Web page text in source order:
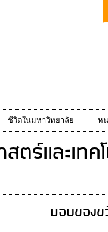
ชีวิตในมหาวิทยาลัย ห
ตร์และเทค
มอบของ